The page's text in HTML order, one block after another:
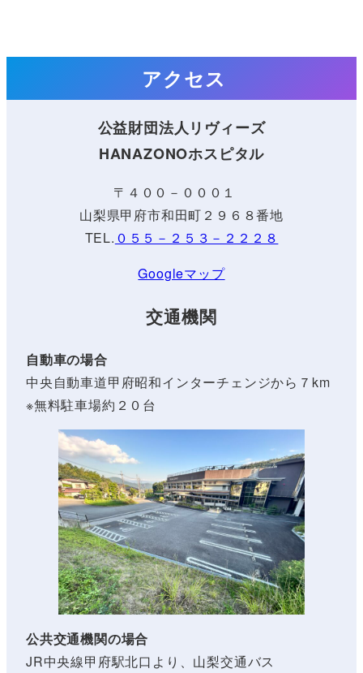
アクセス
公益財団法人リヴィーズ
HANAZONOホスピタル
〒４００－０００１
山梨県甲府市和田町２９６８番地
TEL. ０５５－２５３－２２２８
Googleマップ
交通機関
自動車の場合
中央自動車道甲府昭和インターチェンジから７km
※無料駐車場約２０台
公共交通機関の場合
JR中央線甲府駅北口より、山梨交通バス